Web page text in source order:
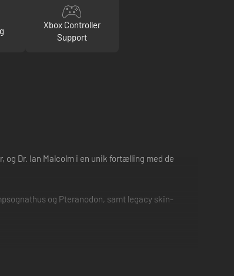
Xbox Controller
Support
og Dr. Ian Malcolm i en unik fortælling med de
og Pteranodon, samt legacy skin-